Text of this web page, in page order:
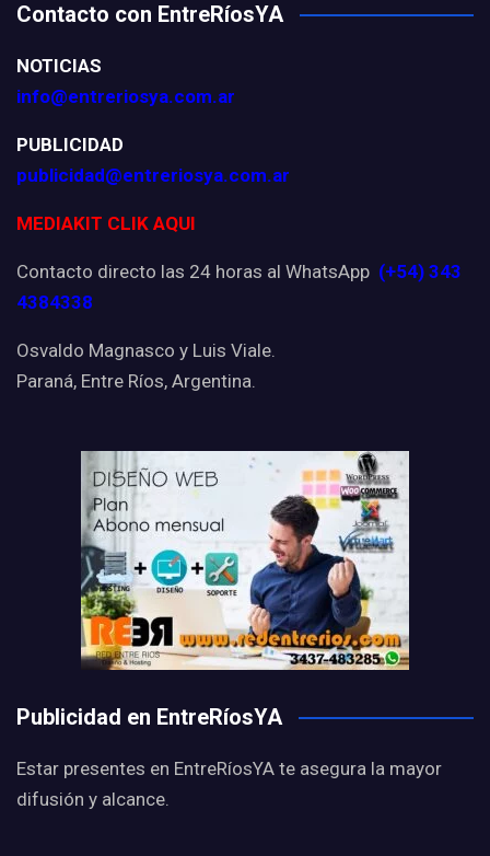
Contacto con EntreRíosYA
NOTICIAS
info@entreriosya.com.ar
PUBLICIDAD
publicidad@entreriosya.com.ar
MEDIAKIT CLIK AQUI
Contacto directo las 24 horas al WhatsApp (+54) 343
4384338
Osvaldo Magnasco y Luis Viale.
Paraná, Entre Ríos, Argentina.
Publicidad en EntreRíosYA
Estar presentes en EntreRíosYA te asegura la mayor
difusión y alcance.